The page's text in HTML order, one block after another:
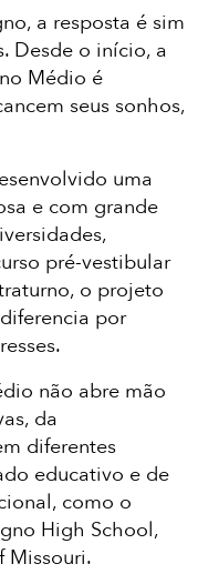
a resposta é sim
Desde o início, a
Médio é
seus sonhos,
uma
e com grande
pré-vestibular
o projeto
por
não abre mão
da
diferentes
educativo e de
como o
High School,
Missouri.